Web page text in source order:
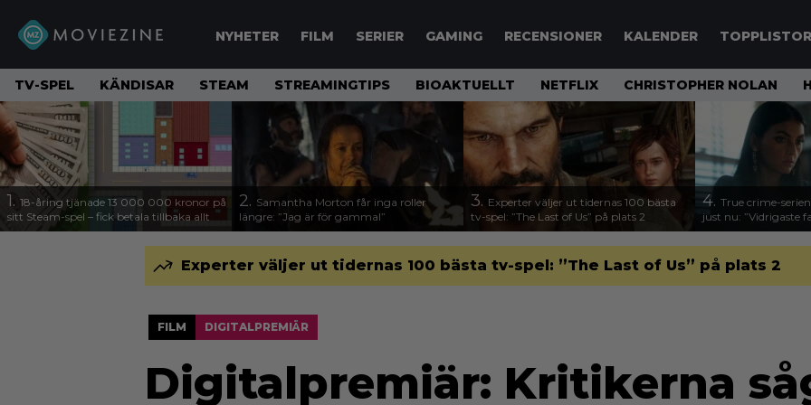
NYHETER FILM SERIER GAMING RECENSIONER KALENDER TOPPLISTOR
TV-SPEL KÄNDISAR STEAM STREAMINGTIPS BIOAKTUELLT NETFLIX CHRISTOPHER NOLAN
1. 18-åring tjänade 13 000 000 kronor på
sitt Steam-spel – fick betala tillbaka allt
2. Samantha Morton får inga roller
längre: ”Jag är för gammal”
3. Experter väljer ut tidernas 100 bästa
tv-spel: ”The Last of Us” på plats 2
4. True crime-
just nu: ”Vidrigaste
Experter väljer ut tidernas 100 bästa tv-spel: ”The Last of Us” på plats 2
FILM DIGITALPREMIÄR
Digitalpremiär: Kritikerna